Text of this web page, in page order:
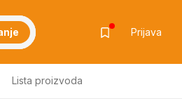
Prijava
Lista proizvoda